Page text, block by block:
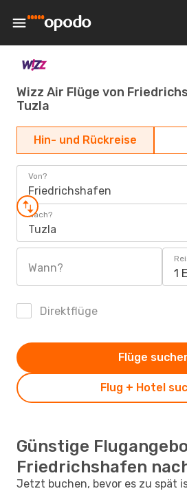
Wizz Air Flüge von
Tuzla
Hin- und Rückreise
Von?
Friedrichshafen
Nach?
Tuzla
Wann? 1
Direktflüge
Flug + Hotel
Flüge
Günstige
Friedrichshafen
Jetzt buchen, bevor es zu spät